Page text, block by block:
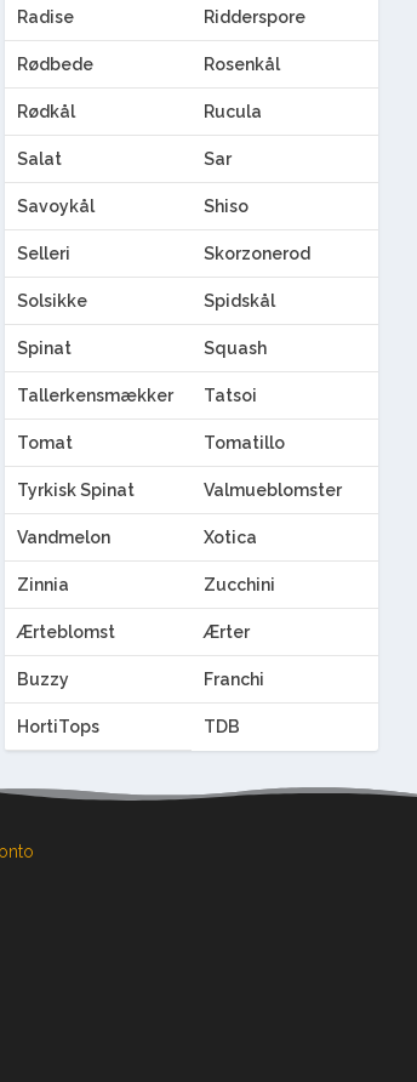
Radise Ridderspore
Rødbede Rosenkål
Rødkål Rucula
Salat Sar
Savoykål Shiso
Selleri Skorzonerod
Solsikke Spidskål
Spinat Squash
Tallerkensmækker Tatsoi
Tomat Tomatillo
Tyrkisk Spinat Valmueblomster
Vandmelon Xotica
Zinnia Zucchini
Ærteblomst Ærter
Buzzy Franchi
HortiTops TDB